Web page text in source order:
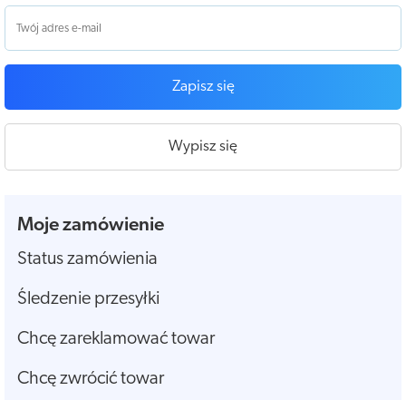
Zapisz się
Wypisz się
Moje zamówienie
Status zamówienia
Śledzenie przesyłki
Chcę zareklamować towar
Chcę zwrócić towar